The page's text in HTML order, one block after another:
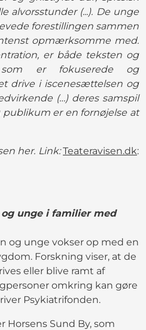
alvorsstunder (...). De unge
forestillingen sammen
opmærksomme med.
er både teksten og
som er fokuserede og
drive i iscenesættelsen og
(…) deres samspil
er en fornøjelse at
her. Link:Teateravisen.dk:
unge i familier med
og unge vokser op med en
Forskning viser, at de
eller blive ramt af
omkring kan gøre
Psykiatrifonden.
Horsens Sund By, som